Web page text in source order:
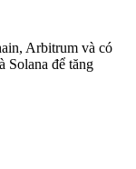
Arbitrum và có
Solana để tăng